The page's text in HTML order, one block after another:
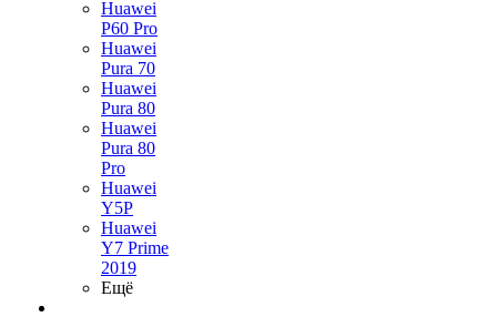
Huawei
P60 Pro
Huawei
Pura 70
Huawei
Pura 80
Huawei
Pura 80
Pro
Huawei
Y5P
Huawei
Y7 Prime
2019
Ещё